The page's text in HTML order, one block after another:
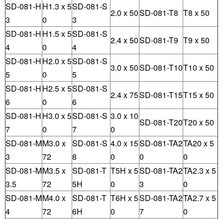
SD-081-H
3
H1.3 x 5
0
SD-081-S
3
2.0 x 50SD-081-T8 T8 x 50
SD-081-H
4
H1.5 x 5
0
SD-081-S
4
2.4 x 50SD-081-T9 T9 x 50
SD-081-H
5
H2.0 x 5
0
SD-081-S
5
3.0 x 50SD-081-T10T10 x 50
SD-081-H
6
H2.5 x 5
0
SD-081-S
6
2.4 x 75SD-081-T15T15 x 50
SD-081-H
7
H3.0 x 5
0
SD-081-S
7
3.0 x 10
0
SD-081-T20T20 x 50
SD-081-M
3
M3.0 x
72
SD-081-S
8
4.0 x 15
0
SD-081-TA2
0
TA20 x 5
0
SD-081-M
3.5
M3.5 x
72
SD-081-T
5H
T5H x 5
0
SD-081-TA2
3
TA2.3 x 5
0
SD-081-M
4
M4.0 x
72
SD-081-T
6H
T6H x 5
0
SD-081-TA2
7
TA2.7 x 5
0